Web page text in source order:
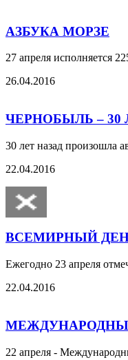
АЗБУКА МОРЗЕ
27 апреля исполняется
26.04.2016
ЧЕРНОБЫЛЬ –
30 лет назад произошла
22.04.2016
ВСЕМИРНЫЙ
Ежегодно 23 апреля
22.04.2016
22 апреля -